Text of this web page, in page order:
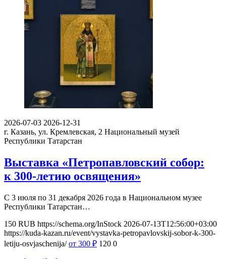
2026-07-03 2026-12-31
г. Казань, ул. Кремлевская, 2 Национальный музей
Республики Татарстан
Выставка «Петропавловский собор:
к 300-летию освящения»
С 3 июля по 31 декабря 2026 года в Национальном музее
Республики Татарстан…
150 RUB https://schema.org/InStock 2026-07-13T12:56:00+03:00
https://kuda-kazan.ru/event/vystavka-petropavlovskij-sobor-k-300-
letiju-osvjaschenija/ от 300 ₽ 120 0